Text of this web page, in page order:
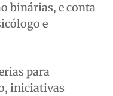
binárias, e conta
e
para
iniciativas